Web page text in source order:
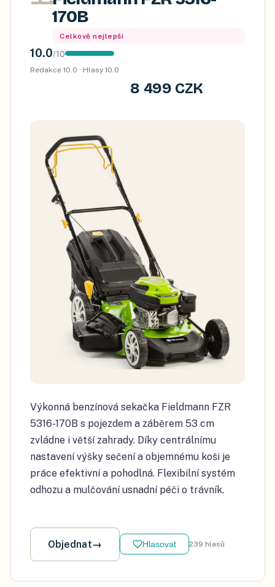
170B
Celkově nejlepší
10.0/10
Redakce 10.0 · Hlasy 10.0
8 499 CZK
Výkonná benzínová sekačka Fieldmann FZR
5316-170B s pojezdem a záběrem 53 cm
zvládne i větší zahrady. Díky centrálnímu
nastavení výšky sečení a objemnému koši je
práce efektivní a pohodlná. Flexibilní systém
odhozu a mulčování usnadní péči o trávník.
Objednat→ Hlasovat 239 hlasů